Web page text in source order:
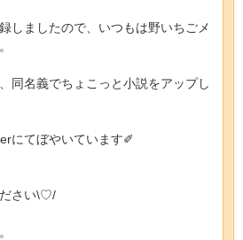
しましたので、いつもは野いちごメ
同名義でちょこっと小説をアップし
にてぼやいています✐
さい\♡/